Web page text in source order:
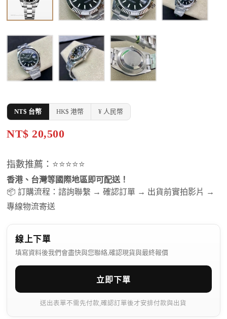
NT$ 台幣 HK$ 港幣 ¥ 人民幣
NT$ 20,500
指數推薦：⭐⭐⭐⭐⭐
香港、台灣等國際地區即可配送！
📦 訂購流程：諮詢聯繫 → 確認訂單 → 出貨前實拍影片 →
專線物流寄送
線上下單
填寫資料後我們會盡快與您聯絡,確認現貨與最終報價
立即下單
送出表單不需先付款,確認訂單後才安排付款與出貨